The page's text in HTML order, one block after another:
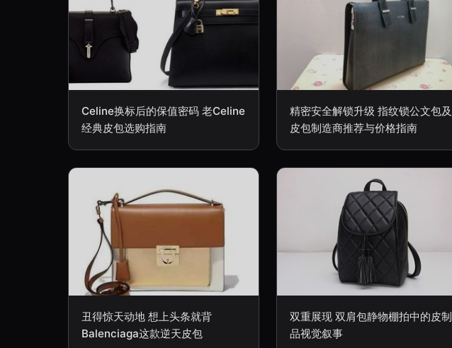
Celine换标后的保值密码 老Celine
经典皮包选购指南
精密安全解锁升级 指纹锁公文包及
皮包制造商推荐与价格指南
丑得惊天动地 想上头条就背
Balenciaga这款逆天皮包
双重展现 双肩包静物棚拍中的皮制
品视觉叙事